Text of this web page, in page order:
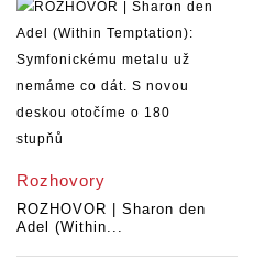
Rozhovory
ROZHOVOR | Sharon den
Adel (Within...